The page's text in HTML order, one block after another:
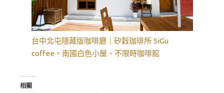
台中北屯隱藏版咖啡廳｜矽穀珈琲所 SiGu
coffee，南國白色小屋、不限時咖啡館
相關